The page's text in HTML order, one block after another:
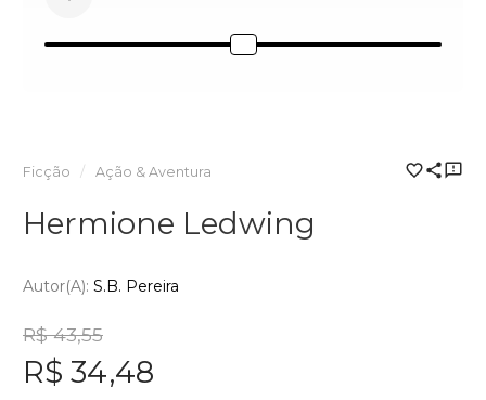
Ficção Ação & Aventura
Hermione Ledwing
Autor(a): S.B. Pereira
R$ 43,55
R$ 34,48